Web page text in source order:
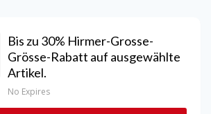
Bis zu 30% Hirmer-Grosse-
Grösse-Rabatt auf ausgewählte
Artikel.
No Expires